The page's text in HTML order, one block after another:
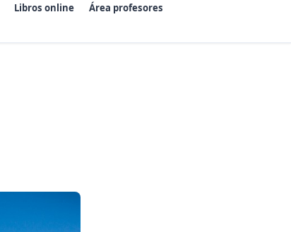
Libros online Área profesores